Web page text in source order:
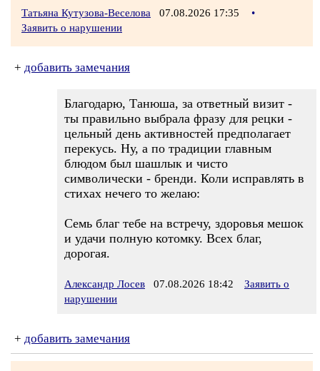
Татьяна Кутузова-Веселова 07.08.2026 17:35
•
Заявить о нарушении
+ добавить замечания
Благодарю, Танюша, за ответный визит -
ты правильно выбрала фразу для рецки -
цельный день активностей предполагает
перекусь. Ну, а по традиции главным
блюдом был шашлык и чисто
символически - бренди. Коли исправлять в
стихах нечего то желаю:
Семь благ тебе на встречу, здоровья мешок
и удачи полную котомку. Всех благ,
дорогая.
Александр Лосев 07.08.2026 18:42
Заявить о
нарушении
+ добавить замечания